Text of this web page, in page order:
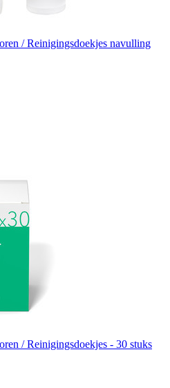
/ Reinigingsdoekjes navulling
/ Reinigingsdoekjes - 30 stuks